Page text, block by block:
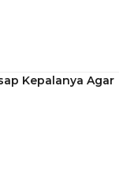
Kepalanya Agar